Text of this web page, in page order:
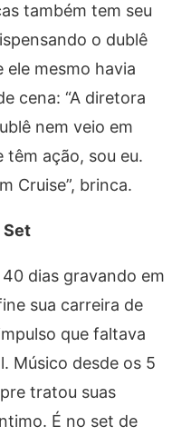
também tem seu
o dublê
ele mesmo havia
cena: “A diretora
nem veio em
têm ação, sou eu.
Cruise”, brinca.
Set
dias gravando em
sua carreira de
que faltava
Músico desde os 5
tratou suas
É no set de